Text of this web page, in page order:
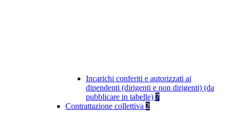
Incarichi conferiti e autorizzati ai
dipendenti (dirigenti e non dirigenti) (da
pubblicare in tabelle) 7
Contrattazione collettiva 2